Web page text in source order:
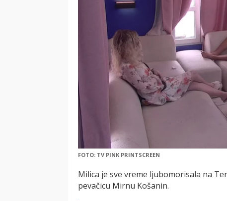
FOTO: TV PINK PRINTSCREEN
Milica je sve vreme ljubomorisala na
pevačicu Mirnu Košanin.